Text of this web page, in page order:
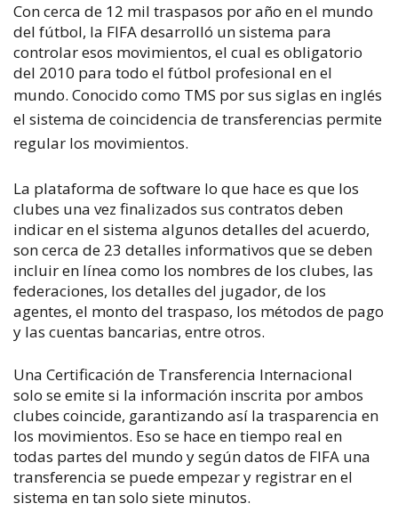
Con cerca de 12 mil traspasos por año en el mundo
del fútbol, la FIFA desarrolló un sistema para
controlar esos movimientos, el cual es obligatorio
del 2010 para todo el fútbol profesional en el
mundo. Conocido como TMS por sus siglas en inglés
el sistema de coincidencia de transferencias permite
regular los movimientos.
La plataforma de software lo que hace es que los
clubes una vez finalizados sus contratos deben
indicar en el sistema algunos detalles del acuerdo,
son cerca de 23 detalles informativos que se deben
incluir en línea como los nombres de los clubes, las
federaciones, los detalles del jugador, de los
agentes, el monto del traspaso, los métodos de pago
y las cuentas bancarias, entre otros.
Una Certificación de Transferencia Internacional
solo se emite si la información inscrita por ambos
clubes coincide, garantizando así la trasparencia en
los movimientos. Eso se hace en tiempo real en
todas partes del mundo y según datos de FIFA una
transferencia se puede empezar y registrar en el
sistema en tan solo siete minutos.